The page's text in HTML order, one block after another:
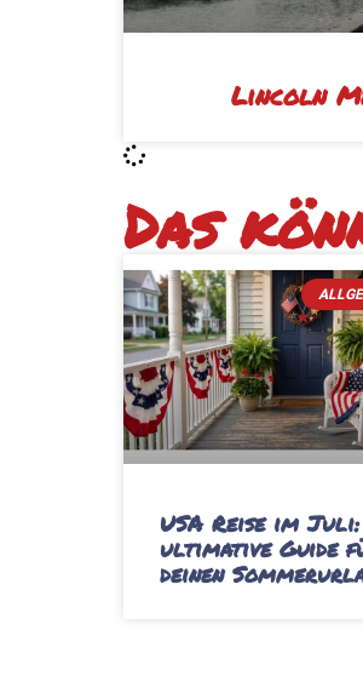
Lincoln
Das
USA Reise im
ultimative Guide
deinen